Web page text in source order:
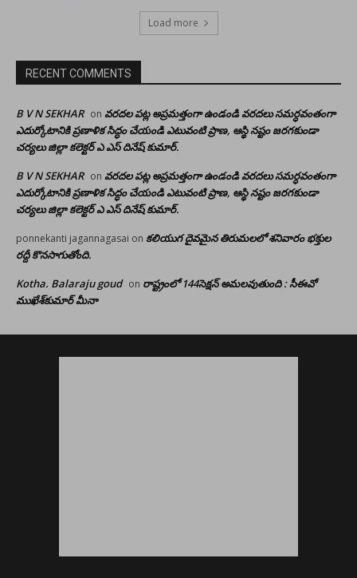
Load more
RECENT COMMENTS
B V N SEKHAR on వరదల పట్ల అప్రమత్తంగా ఉండండి వరదలు సమర్ధవంతంగా
ఎదుర్కోటానికి ప్రణాళిక సిద్ధం చేయండి ఎటువంటి ప్రాణ, ఆస్థి నష్టం జరగకుండా
చర్యలు జిల్లా కలెక్టర్ ఎ ఎస్ దినేష్ కుమార్.
B V N SEKHAR on వరదల పట్ల అప్రమత్తంగా ఉండండి వరదలు సమర్ధవంతంగా
ఎదుర్కోటానికి ప్రణాళిక సిద్ధం చేయండి ఎటువంటి ప్రాణ, ఆస్థి నష్టం జరగకుండా
చర్యలు జిల్లా కలెక్టర్ ఎ ఎస్ దినేష్ కుమార్.
ponnekanti jagannagasai on కలియుగ దైవమైన తిరుమలలో శనివారం భక్తుల
రద్దీ కొనసాగుతోంది.
Kotha. Balaraju goud on రాష్ట్రంలో 144సెక్షన్ అమలవుతుంది : సీఈవో
ముఖేశ్‌కుమార్‌ మీనా